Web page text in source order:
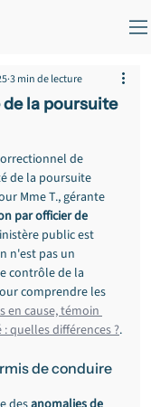
la poursuite
3 min de lecture
de
de la poursuite
Mme T., gérante
par officier de
public est
n'est pas un
contrôle de la
comprendre les
en cause, témoin
quelles différences ?.
de conduire